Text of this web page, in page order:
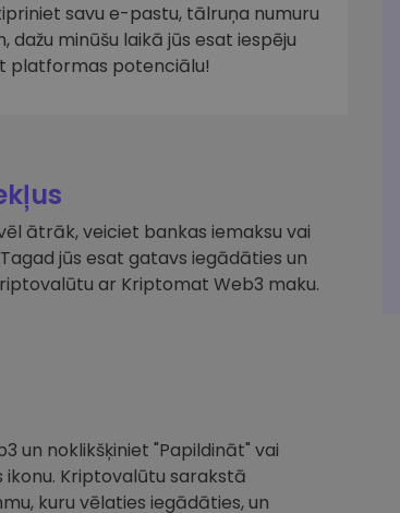
palīgs
kripto stratēģiju
savu e-pastu, tālruņa numuru
dažu minūšu laikā jūs esat iespēju
platformas potenciālu!
ātrāk, veiciet bankas iemaksu vai
jūs esat gatavs iegādāties un
ar Kriptomat Web3 maku.
un noklikšķiniet "Papildināt" vai
Kriptovalūtu sarakstā
kuru vēlaties iegādāties, un